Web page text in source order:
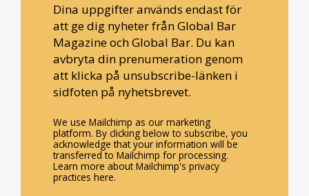
Dina uppgifter används endast för
att ge dig nyheter från Global Bar
Magazine och Global Bar. Du kan
avbryta din prenumeration genom
att klicka på unsubscribe-länken i
sidfoten på nyhetsbrevet.
We use Mailchimp as our marketing
platform. By clicking below to subscribe, you
acknowledge that your information will be
transferred to Mailchimp for processing.
Learn more about Mailchimp's privacy
practices here.